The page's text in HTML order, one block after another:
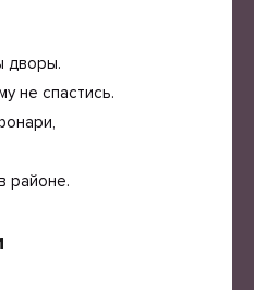
дворы.
не спастись.
районе.